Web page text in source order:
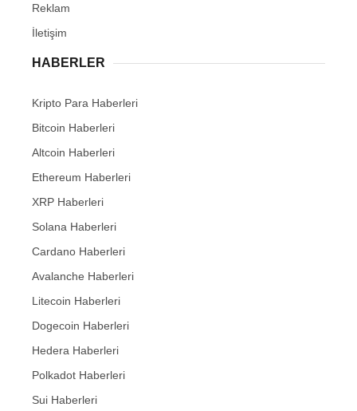
Reklam
İletişim
HABERLER
Kripto Para Haberleri
Bitcoin Haberleri
Altcoin Haberleri
Ethereum Haberleri
XRP Haberleri
Solana Haberleri
Cardano Haberleri
Avalanche Haberleri
Litecoin Haberleri
Dogecoin Haberleri
Hedera Haberleri
Polkadot Haberleri
Sui Haberleri